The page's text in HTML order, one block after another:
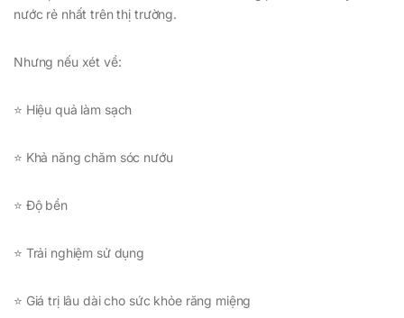
nước rẻ nhất trên thị trường.
Nhưng nếu xét về:
⭐ Hiệu quả làm sạch
⭐ Khả năng chăm sóc nướu
⭐ Độ bền
⭐ Trải nghiệm sử dụng
⭐ Giá trị lâu dài cho sức khỏe răng miệng